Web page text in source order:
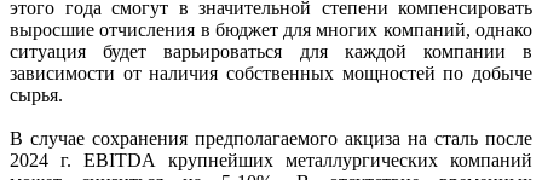
этого года смогут в значительной степени компенсировать
выросшие отчисления в бюджет для многих компаний, однако
ситуация будет варьироваться для каждой компании в
зависимости от наличия собственных мощностей по добыче
сырья.
В случае сохранения предполагаемого акциза на сталь после
2024 г. EBITDA крупнейших металлургических компаний